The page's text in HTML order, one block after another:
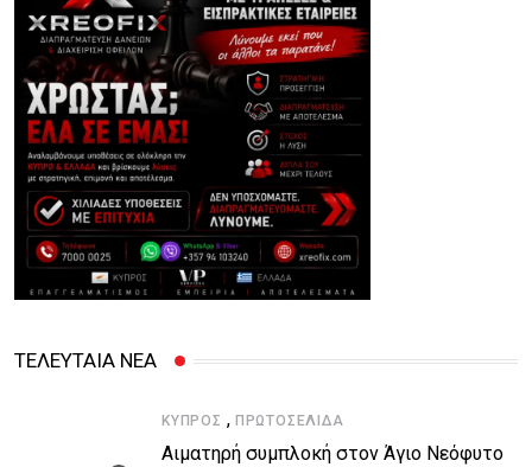
ΤΕΛΕΥΤΑΙΑ ΝΕΑ
ΚΎΠΡΟΣ , ΠΡΩΤΟΣΈΛΙΔΑ
Αιματηρή συμπλοκή στον Άγιο Νεόφυτο